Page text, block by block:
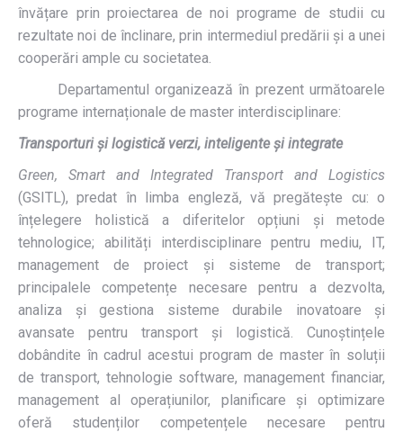
învățare prin proiectarea de noi programe de studii cu
rezultate noi de înclinare, prin intermediul predării și a unei
cooperări ample cu societatea.
Departamentul organizează în prezent următoarele
programe internaționale de master interdisciplinare:
Transporturi și logistică verzi, inteligente și integrate
Green, Smart and Integrated Transport and Logistics
(GSITL), predat în limba engleză, vă pregătește cu: o
înțelegere holistică a diferitelor opțiuni și metode
tehnologice; abilități interdisciplinare pentru mediu, IT,
management de proiect și sisteme de transport;
principalele competențe necesare pentru a dezvolta,
analiza și gestiona sisteme durabile inovatoare și
avansate pentru transport și logistică. Cunoștințele
dobândite în cadrul acestui program de master în soluții
de transport, tehnologie software, management financiar,
management al operațiunilor, planificare și optimizare
oferă studenților competențele necesare pentru